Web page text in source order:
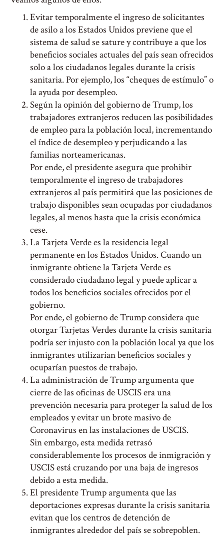
Evitar temporalmente el ingreso de solicitantes
de asilo a los Estados Unidos previene que el
sistema de salud se sature y contribuye a que los
beneficios sociales actuales del país sean ofrecidos
solo a los ciudadanos legales durante la crisis
sanitaria. Por ejemplo, los “cheques de estímulo” o
la ayuda por desempleo.
Según la opinión del gobierno de Trump, los
trabajadores extranjeros reducen las posibilidades
de empleo para la población local, incrementando
el índice de desempleo y perjudicando a las
familias norteamericanas.
Por ende, el presidente asegura que prohibir
temporalmente el ingreso de trabajadores
extranjeros al país permitirá que las posiciones de
trabajo disponibles sean ocupadas por ciudadanos
legales, al menos hasta que la crisis económica
cese.
La Tarjeta Verde es la residencia legal
permanente en los Estados Unidos. Cuando un
inmigrante obtiene la Tarjeta Verde es
considerado ciudadano legal y puede aplicar a
todos los beneficios sociales ofrecidos por el
gobierno.
Por ende, el gobierno de Trump considera que
otorgar Tarjetas Verdes durante la crisis sanitaria
podría ser injusto con la población local ya que los
inmigrantes utilizarían beneficios sociales y
ocuparían puestos de trabajo.
La administración de Trump argumenta que
cierre de las oficinas de USCIS era una
prevención necesaria para proteger la salud de los
empleados y evitar un brote masivo de
Coronavirus en las instalaciones de USCIS.
Sin embargo, esta medida retrasó
considerablemente los procesos de inmigración y
USCIS está cruzando por una baja de ingresos
debido a esta medida.
El presidente Trump argumenta que las
deportaciones expresas durante la crisis sanitaria
evitan que los centros de detención de
inmigrantes alrededor del país se sobrepoblen.